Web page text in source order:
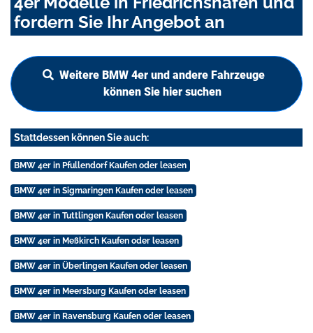
fordern Sie Ihr Angebot an
Weitere BMW 4er und andere Fahrzeuge
können Sie hier suchen
Stattdessen können Sie auch:
BMW 4er in Pfullendorf Kaufen oder leasen
BMW 4er in Sigmaringen Kaufen oder leasen
BMW 4er in Tuttlingen Kaufen oder leasen
BMW 4er in Meßkirch Kaufen oder leasen
BMW 4er in Überlingen Kaufen oder leasen
BMW 4er in Meersburg Kaufen oder leasen
BMW 4er in Ravensburg Kaufen oder leasen